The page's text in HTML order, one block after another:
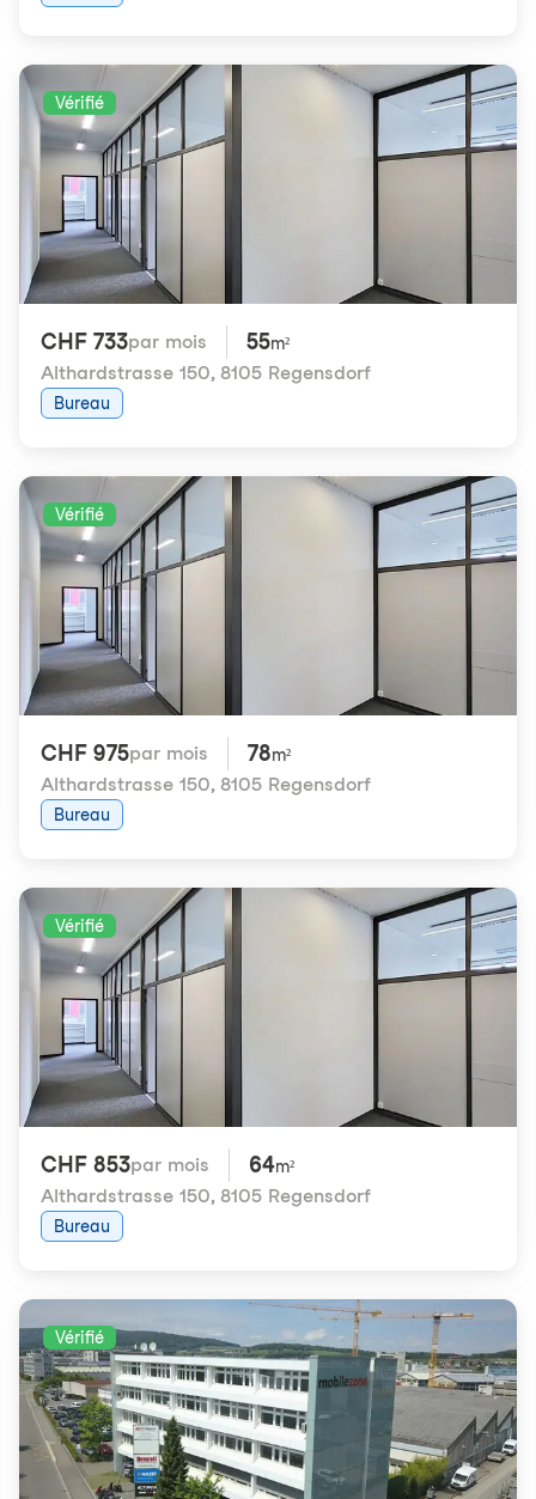
Vérifié
CHF 733par mois 55m²
Althardstrasse 150, 8105 Regensdorf
Bureau
Vérifié
CHF 975par mois 78m²
Althardstrasse 150, 8105 Regensdorf
Bureau
Vérifié
CHF 853par mois 64m²
Althardstrasse 150, 8105 Regensdorf
Bureau
Vérifié